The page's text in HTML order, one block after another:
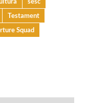
Testament
Squad